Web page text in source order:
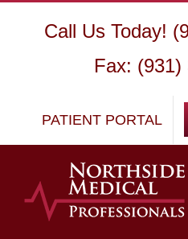
Call Us Today!
Fax: (931)
PATIENT PORTAL